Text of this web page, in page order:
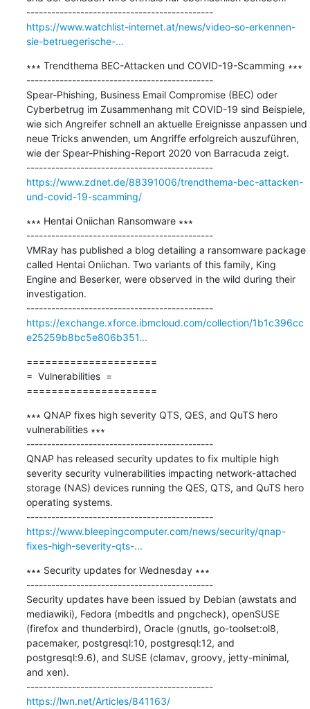
---------------------------------------------
https://www.watchlist-internet.at/news/video-so-erkennen-
sie-betruegerische-...
∗∗∗ Trendthema BEC-Attacken und COVID-19-Scamming ∗∗∗
---------------------------------------------
Spear-Phishing, Business Email Compromise (BEC) oder
Cyberbetrug im Zusammenhang mit COVID-19 sind Beispiele,
wie sich Angreifer schnell an aktuelle Ereignisse anpassen und
neue Tricks anwenden, um Angriffe erfolgreich auszuführen,
wie der Spear-Phishing-Report 2020 von Barracuda zeigt.
---------------------------------------------
https://www.zdnet.de/88391006/trendthema-bec-attacken-
und-covid-19-scamming/
∗∗∗ Hentai Oniichan Ransomware ∗∗∗
---------------------------------------------
VMRay has published a blog detailing a ransomware package
called Hentai Oniichan. Two variants of this family, King
Engine and Beserker, were observed in the wild during their
investigation.
---------------------------------------------
https://exchange.xforce.ibmcloud.com/collection/1b1c396cc
e25259b8bc5e806b351...
=====================
=  Vulnerabilities  =
=====================
∗∗∗ QNAP fixes high severity QTS, QES, and QuTS hero
vulnerabilities ∗∗∗
---------------------------------------------
QNAP has released security updates to fix multiple high
severity security vulnerabilities impacting network-attached
storage (NAS) devices running the QES, QTS, and QuTS hero
operating systems.
---------------------------------------------
https://www.bleepingcomputer.com/news/security/qnap-
fixes-high-severity-qts-...
∗∗∗ Security updates for Wednesday ∗∗∗
---------------------------------------------
Security updates have been issued by Debian (awstats and
mediawiki), Fedora (mbedtls and pngcheck), openSUSE
(firefox and thunderbird), Oracle (gnutls, go-toolset:ol8,
pacemaker, postgresql:10, postgresql:12, and
postgresql:9.6), and SUSE (clamav, groovy, jetty-minimal,
and xen).
---------------------------------------------
https://lwn.net/Articles/841163/